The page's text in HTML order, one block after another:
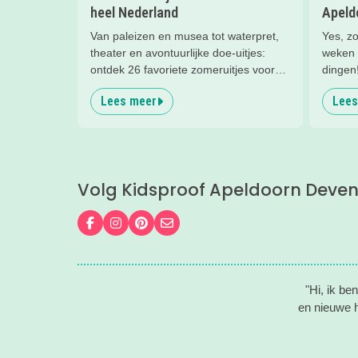
heel Nederland
Van paleizen en musea tot waterpret,
theater en avontuurlijke doe-uitjes:
ontdek 26 favoriete zomeruitjes voor
gezinnen door heel Nederland.
Lees meer
Yes,
te
Volg Kidsproof Apeldoorn
Volg ons op Facebook
Volg ons op Instagram
Volg ons op Pinterest
Mail ons
"Hi, ik
en nieuwe